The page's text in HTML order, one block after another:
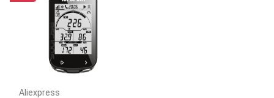
Aliexpress